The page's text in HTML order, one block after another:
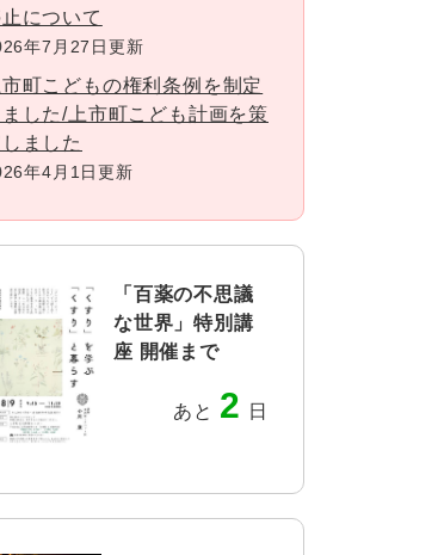
について
年7月27日更新
市町こどもの権利条例を制定
ました/上市町こども計画を策
ました
年4月1日更新
「百薬の不思議
な世界」特別講
座 開催まで
あと 2 日